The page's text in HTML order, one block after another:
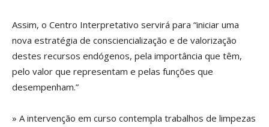
Assim, o Centro Interpretativo servirá para “iniciar uma
nova estratégia de consciencialização e de valorização
destes recursos endógenos, pela importância que têm,
pelo valor que representam e pelas funções que
desempenham.”
» A intervenção em curso contempla trabalhos de limpezas